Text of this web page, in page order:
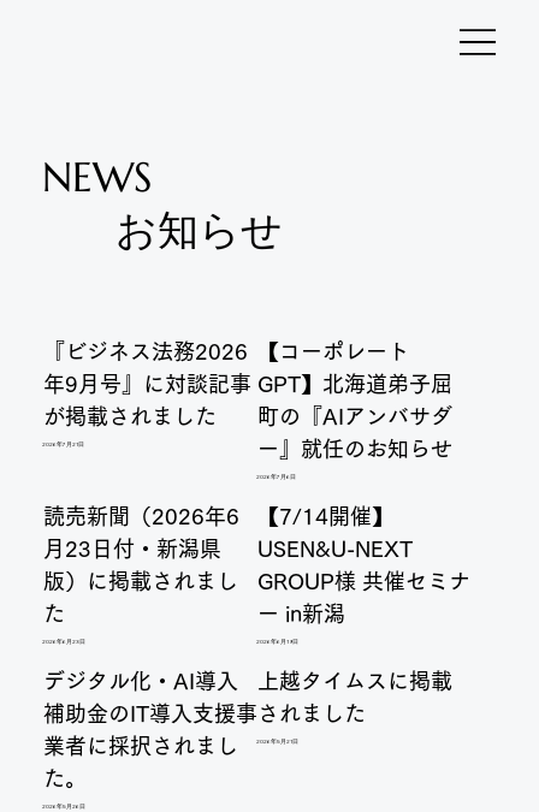
NEWS
お知らせ
『ビジネス法務2026
年9月号』に対談記事
が掲載されました
2026年7月21日
【コーポレート
GPT】北海道弟子屈
町の『AIアンバサダ
ー』就任のお知らせ
2026年7月6日
読売新聞（2026年6
月23日付・新潟県
版）に掲載されまし
た
2026年6月23日
【7/14開催】
USEN&U-NEXT
GROUP様 共催セミナ
ー in新潟
2026年6月19日
デジタル化・AI導入
補助金のIT導入支援事
業者に採択されまし
た。
2026年5月26日
上越タイムスに掲載
されました
2026年5月21日